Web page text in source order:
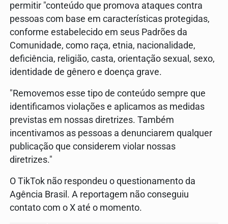
permitir "conteúdo que promova ataques contra
pessoas com base em características protegidas,
conforme estabelecido em seus Padrões da
Comunidade, como raça, etnia, nacionalidade,
deficiência, religião, casta, orientação sexual, sexo,
identidade de gênero e doença grave.
"Removemos esse tipo de conteúdo sempre que
identificamos violações e aplicamos as medidas
previstas em nossas diretrizes. Também
incentivamos as pessoas a denunciarem qualquer
publicação que considerem violar nossas
diretrizes."
O TikTok não respondeu o questionamento da
Agência Brasil. A reportagem não conseguiu
contato com o X até o momento.